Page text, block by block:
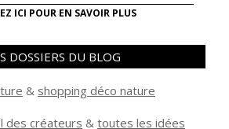
ICI POUR EN SAVOIR PLUS
DOSSIERS DU BLOG
& shopping déco nature
des créateurs & toutes les idées